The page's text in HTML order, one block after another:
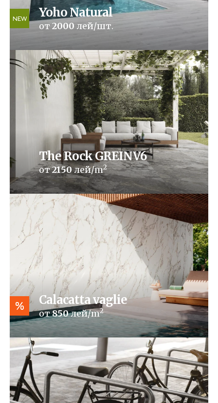
Yoho Natural
от 2000 лей/шт.
NEW
The Rock GREINV6
от2150лей/m2
Calacatta vaglie
от850лей/m2
%